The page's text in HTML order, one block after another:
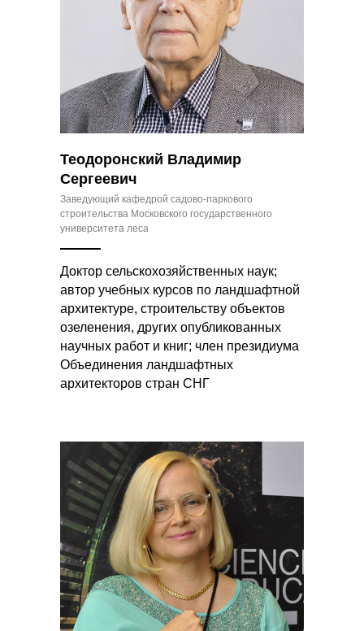
Теодоронский Владимир
Сергеевич
Заведующий кафедрой садово-паркового
строительства Московского государственного
университета леса
Доктор сельскохозяйственных наук;
автор учебных курсов по ландшафтной
архитектуре, строительству объектов
озеленения, других опубликованных
научных работ и книг; член президиума
Объединения ландшафтных
архитекторов стран СНГ